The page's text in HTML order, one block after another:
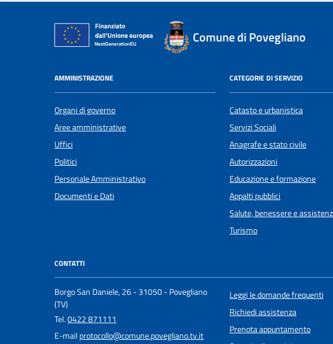
Comune di Povegliano
AMMINISTRAZIONE
Organi di governo
Aree amministrative
Uffici
Politici
Personale Amministrativo
Documenti e Dati
CATEGORIE DI SERVIZIO
Catasto e urbanistica
Servizi Sociali
Anagrafe e stato civile
Autorizzazioni
Educazione e formazione
Appalti pubblici
Salute, benessere e
Turismo
CONTATTI
Borgo San Daniele, 26 - 31050 - Povegliano
(TV)
Tel.0422 871111
E-mailprotocollo@comune.povegliano.tv.it
Leggi le domande frequenti
Richiedi assistenza
Prenota appuntamento